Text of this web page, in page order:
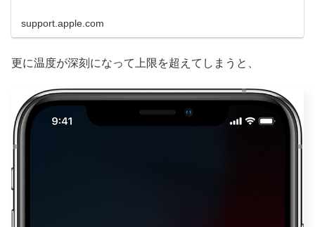
support.apple.com
更に温度が深刻になって上限を超えてしまうと、